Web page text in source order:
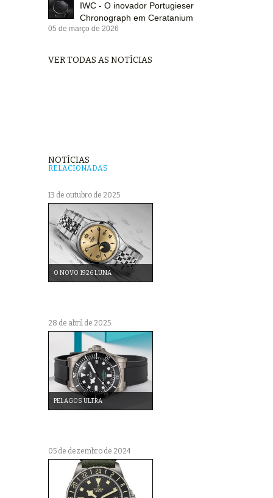
IWC - O inovador Portugieser
Chronograph em Ceratanium
05 de março de 2026
VER TODAS AS NOTÍCIAS
NOTÍCIAS
RELACIONADAS
13 de outubro de 2025
O NOVO 1926 LUNA
28 de abril de 2025
PELAGOS ULTRA
05 de dezembro de 2024